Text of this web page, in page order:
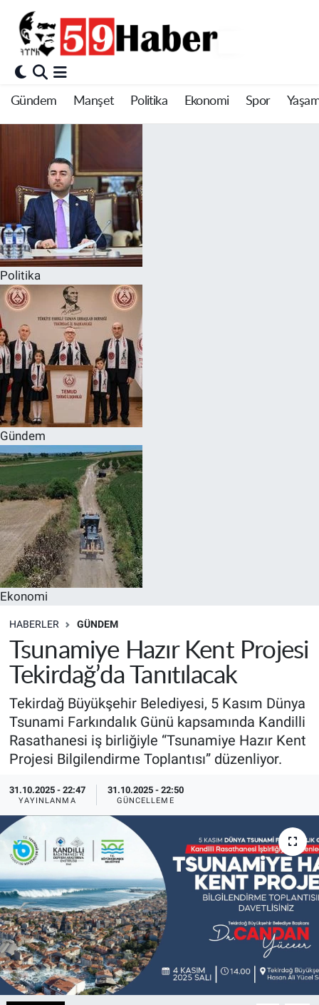
Gündem Manşet Politika Ekonomi Spor
Politika
Gündem
Ekonomi
HABERLER GÜNDEM
Tsunamiye Hazır Kent Projesi
Tekirdağ’da Tanıtılacak
Tekirdağ Büyükşehir Belediyesi, 5 Kasım Dünya
Tsunami Farkındalık Günü kapsamında Kandilli
Rasathanesi iş birliğiyle “Tsunamiye Hazır Kent
Projesi Bilgilendirme Toplantısı” düzenliyor.
31.10.2025 - 22:47
YAYINLANMA
31.10.2025 - 22:50
GÜNCELLEME